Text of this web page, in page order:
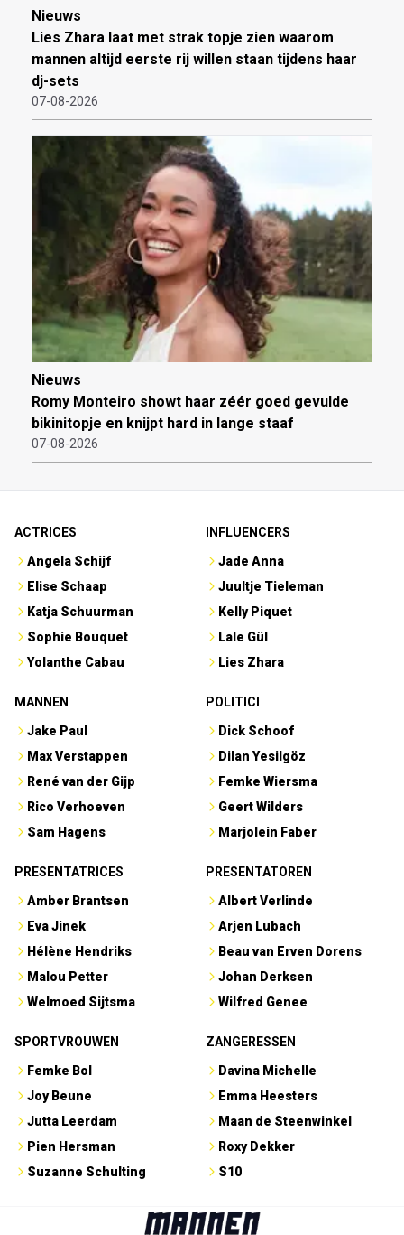
Nieuws
Lies Zhara laat met strak topje zien waarom
mannen altijd eerste rij willen staan tijdens haar
dj-sets
07-08-2026
Nieuws
Romy Monteiro showt haar zéér goed gevulde
bikinitopje en knijpt hard in lange staaf
07-08-2026
ACTRICES
Angela Schijf
Elise Schaap
Katja Schuurman
Sophie Bouquet
Yolanthe Cabau
INFLUENCERS
Jade Anna
Juultje Tieleman
Kelly Piquet
Lale Gül
Lies Zhara
MANNEN
Jake Paul
Max Verstappen
René van der Gijp
Rico Verhoeven
Sam Hagens
POLITICI
Dick Schoof
Dilan Yesilgöz
Femke Wiersma
Geert Wilders
Marjolein Faber
PRESENTATRICES
Amber Brantsen
Eva Jinek
Hélène Hendriks
Malou Petter
Welmoed Sijtsma
PRESENTATOREN
Albert Verlinde
Arjen Lubach
Beau van Erven Dorens
Johan Derksen
Wilfred Genee
SPORTVROUWEN
Femke Bol
Joy Beune
Jutta Leerdam
Pien Hersman
Suzanne Schulting
ZANGERESSEN
Davina Michelle
Emma Heesters
Maan de Steenwinkel
Roxy Dekker
S10